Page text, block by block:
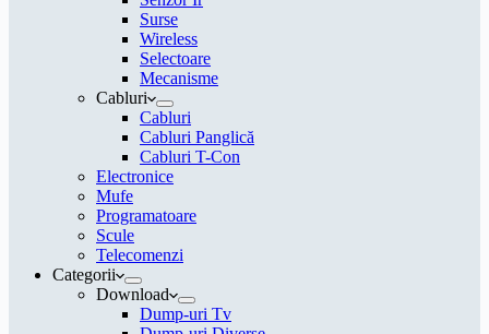
Surse
Wireless
Selectoare
Mecanisme
Cabluri
Cabluri
Cabluri Panglică
Cabluri T-Con
Electronice
Mufe
Programatoare
Scule
Telecomenzi
Categorii
Download
Dump-uri Tv